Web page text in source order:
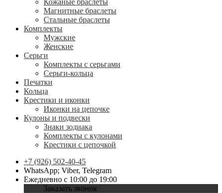
Кожаные браслеты
Магнитные браслеты
Стальные браслеты
Комплекты
Мужские
Женские
Серьги
Комплекты с серьгами
Серьги-кольца
Печатки
Кольца
Крестики и иконки
Иконки на цепочке
Кулоны и подвески
Знаки зодиака
Комплекты с кулонами
Крестики с цепочкой
+7 (926) 502-40-45
WhatsApp; Viber, Telegram
Ежедневно с 10:00 до 19:00
Заказать звонок